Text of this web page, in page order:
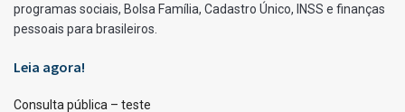
programas sociais, Bolsa Família, Cadastro Único, INSS e finanças
pessoais para brasileiros.
Leia agora!
Consulta pública – teste